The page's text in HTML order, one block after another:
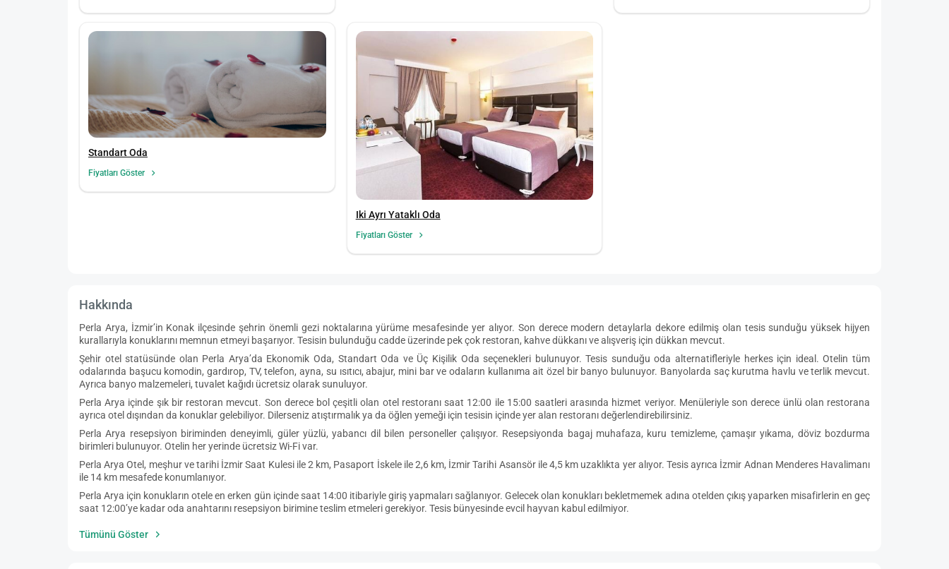
Standart Oda
Fiyatları Göster
Iki Ayrı Yataklı Oda
Fiyatları Göster
Hakkında
Perla Arya, İzmir’in Konak ilçesinde şehrin önemli gezi noktalarına yürüme mesafesinde yer alıyor. Son derece modern detaylarla dekore edilmiş olan tesis sunduğu yüksek hijyen
kurallarıyla konuklarını memnun etmeyi başarıyor. Tesisin bulunduğu cadde üzerinde pek çok restoran, kahve dükkanı ve alışveriş için dükkan mevcut.
Şehir otel statüsünde olan Perla Arya’da Ekonomik Oda, Standart Oda ve Üç Kişilik Oda seçenekleri bulunuyor. Tesis sunduğu oda alternatifleriyle herkes için ideal. Otelin tüm
odalarında başucu komodin, gardırop, TV, telefon, ayna, su ısıtıcı, abajur, mini bar ve odaların kullanıma ait özel bir banyo bulunuyor. Banyolarda saç kurutma havlu ve terlik mevcut.
Ayrıca banyo malzemeleri, tuvalet kağıdı ücretsiz olarak sunuluyor.
Perla Arya içinde şık bir restoran mevcut. Son derece bol çeşitli olan otel restoranı saat 12:00 ile 15:00 saatleri arasında hizmet veriyor. Menüleriyle son derece ünlü olan restorana
ayrıca otel dışından da konuklar gelebiliyor. Dilerseniz atıştırmalık ya da öğlen yemeği için tesisin içinde yer alan restoranı değerlendirebilirsiniz.
Perla Arya resepsiyon biriminden deneyimli, güler yüzlü, yabancı dil bilen personeller çalışıyor. Resepsiyonda bagaj muhafaza, kuru temizleme, çamaşır yıkama, döviz bozdurma
birimleri bulunuyor. Otelin her yerinde ücretsiz Wi-Fi var.
Perla Arya Otel, meşhur ve tarihi İzmir Saat Kulesi ile 2 km, Pasaport İskele ile 2,6 km, İzmir Tarihi Asansör ile 4,5 km uzaklıkta yer alıyor. Tesis ayrıca İzmir Adnan Menderes Havalimanı
ile 14 km mesafede konumlanıyor.
Perla Arya için konukların otele en erken gün içinde saat 14:00 itibariyle giriş yapmaları sağlanıyor. Gelecek olan konukları bekletmemek adına otelden çıkış yaparken misafirlerin en geç
saat 12:00’ye kadar oda anahtarını resepsiyon birimine teslim etmeleri gerekiyor. Tesis bünyesinde evcil hayvan kabul edilmiyor.
Tümünü Göster